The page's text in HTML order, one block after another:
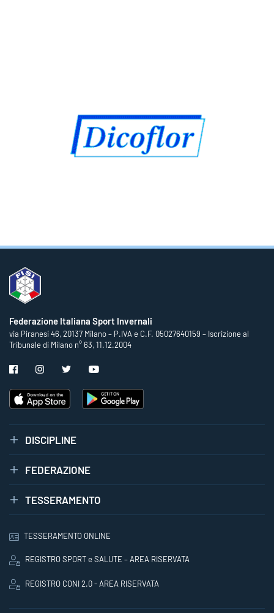
Federazione Italiana Sport Invernali
via Piranesi 46, 20137 Milano – P.IVA e C.F. 05027640159 – Iscrizione al
Tribunale di Milano n° 63, 11.12.2004
DISCIPLINE
FEDERAZIONE
TESSERAMENTO
TESSERAMENTO ONLINE
REGISTRO SPORT e SALUTE – AREA RISERVATA
REGISTRO CONI 2.0 - AREA RISERVATA